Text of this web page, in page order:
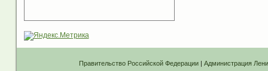
Правительство Российской Федерации| Администрация